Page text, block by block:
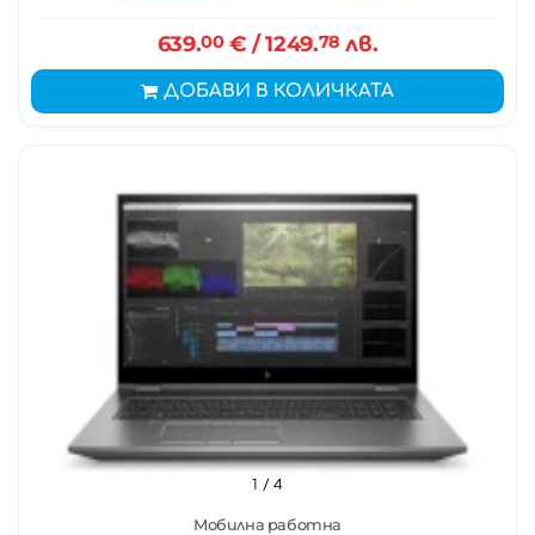
639.00€ / 1249.78 лв.
ДОБАВИ В КОЛИЧКАТА
Мобилна работна
1 / 4